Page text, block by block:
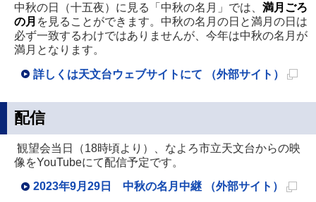
中秋の日（十五夜）に見る「中秋の名月」では、 満月ごろ
の月 を見ることができます。中秋の名月の日と満月の日は
必ず一致するわけではありませんが、今年は中秋の名月が
満月となります。
詳しくは天文台ウェブサイトにて （外部サイト）
ー
で
配信
観望会当日（18時頃より）、なよろ市立天文台からの映
像をYouTubeにて配信予定です。
2023年9月29日 中秋の名月中継 （外部サイト）